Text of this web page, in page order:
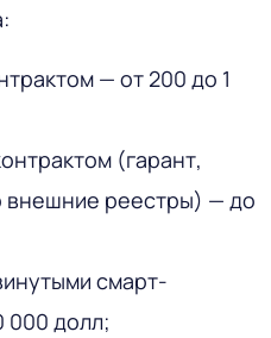
— от 200 до 1
(гарант,
внешние реестры) — до
смарт-
000 долл;